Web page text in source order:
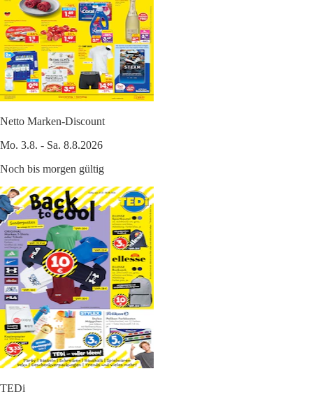
Netto Marken-Discount
Mo. 3.8. - Sa. 8.8.2026
Noch bis morgen gültig
TEDi